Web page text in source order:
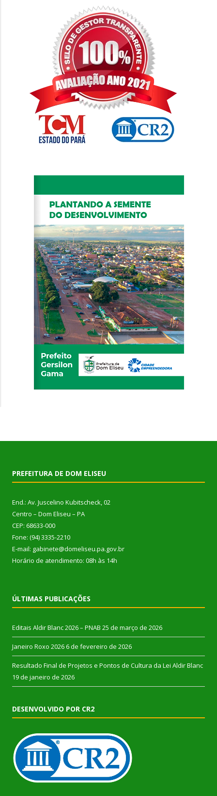
PREFEITURA DE DOM ELISEU
End.: Av. Juscelino Kubitscheck, 02
Centro – Dom Eliseu – PA
CEP: 68633-000
Fone: (94) 3335-2210
E-mail: gabinete@domeliseu.pa.gov.br
Horário de atendimento: 08h às 14h
ÚLTIMAS PUBLICAÇÕES
Editais Aldir Blanc 2026 – PNAB 25 de março de 2026
Janeiro Roxo 2026 6 de fevereiro de 2026
Resultado Final de Projetos e Pontos de Cultura da Lei Aldir Blanc
19 de janeiro de 2026
DESENVOLVIDO POR CR2